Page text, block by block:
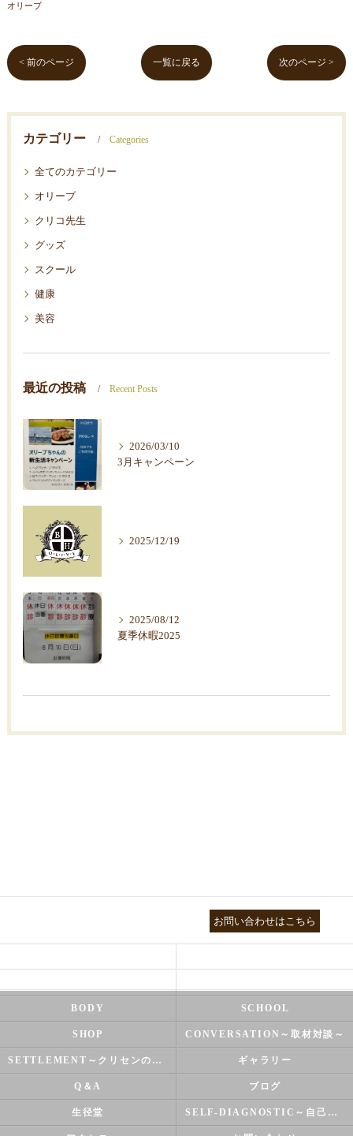
オリーブ
< 前のページ 一覧に戻る 次のページ >
カテゴリー Categories
全てのカテゴリー
オリーブ
クリコ先生
グッズ
スクール
健康
美容
最近の投稿 Recent Posts
2026/03/10
3月キャンペーン
2025/12/19
2025/08/12
夏季休暇2025
お問い合わせはこちら
BODY SCHOOL
SHOP CONVERSATION～取材対談～
SETTLEMENT～クリセンのズバリ解決シリーズ～ ギャラリー
Q＆A ブログ
生径堂 SELF-DIAGNOSTIC～自己診断～